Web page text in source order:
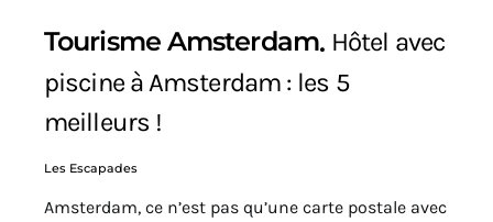
Tourisme Amsterdam Hôtel avec
piscine à Amsterdam : les 5
meilleurs !
Les Escapades
Amsterdam, ce n’est pas qu’une carte postale avec